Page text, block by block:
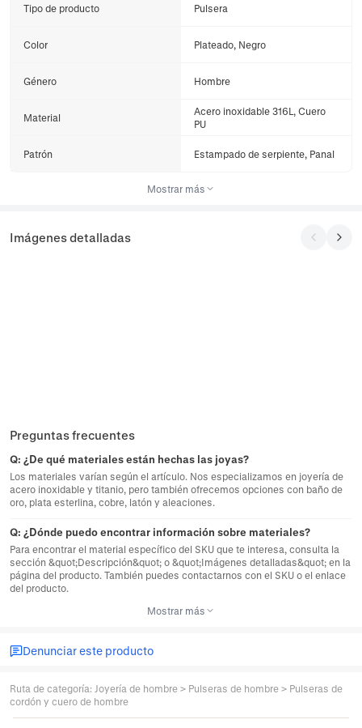
Tipo de producto Pulsera
Color Plateado, Negro
Género Hombre
Material
Acero inoxidable 316L, Cuero
PU
Patrón Estampado de serpiente, Panal
Mostrar más
Imágenes detalladas
Preguntas frecuentes
Q: ¿De qué materiales están hechas las joyas?
Los materiales varían según el artículo. Nos especializamos en joyería de
acero inoxidable y titanio, pero también ofrecemos opciones con baño de
oro, plata esterlina, cobre, latón y aleaciones.
Q: ¿Dónde puedo encontrar información sobre materiales?
Para encontrar el material específico del SKU que te interesa, consulta la
sección &quot;Descripción&quot; o &quot;Imágenes detalladas&quot; en la
página del producto. También puedes contactarnos con el SKU o el enlace
del producto.
Mostrar más
Denunciar este producto
Ruta de categoría: Joyería de hombre > Pulseras de hombre > Pulseras de
cordón y cuero de hombre